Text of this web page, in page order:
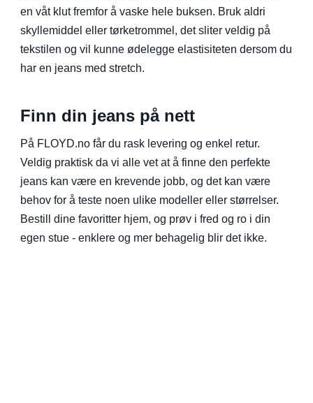
en våt klut fremfor å vaske hele buksen. Bruk aldri
skyllemiddel eller tørketrommel, det sliter veldig på
tekstilen og vil kunne ødelegge elastisiteten dersom du
har en jeans med stretch.
Finn din jeans på nett
På FLOYD.no får du rask levering og enkel retur.
Veldig praktisk da vi alle vet at å finne den perfekte
jeans kan være en krevende jobb, og det kan være
behov for å teste noen ulike modeller eller størrelser.
Bestill dine favoritter hjem, og prøv i fred og ro i din
egen stue - enklere og mer behagelig blir det ikke.